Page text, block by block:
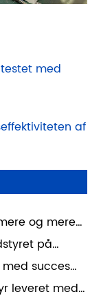
med
af
og mere
på
med succes,
muliggør
succes
leveret med